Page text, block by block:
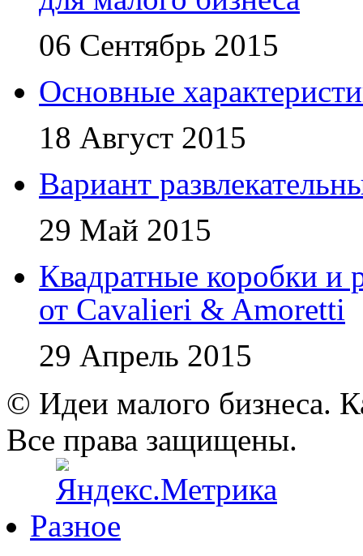
06 Сентябрь 2015
Основные
18 Август 2015
Вариант
29 Май 2015
Квадратные коробки и
от Cavalieri & Amoretti
29 Апрель 2015
© Идеи малого бизнеса.
Все права защищены.
Разное